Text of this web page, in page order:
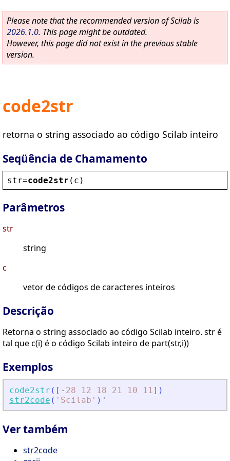
Please note that the recommended version of Scilab is
2026.1.0. This page might be outdated.
However, this page did not exist in the previous stable
version.
code2str
retorna o string associado ao código Scilab inteiro
Seqüência de Chamamento
str=code2str ( c )
Parâmetros
str
string
c
vetor de códigos de caracteres inteiros
Descrição
Retorna o string associado ao código Scilab inteiro. str é
tal que c(i) é o código Scilab inteiro de part(str,i))
Exemplos
code2str ( [ - 28 12 18 21 10 11] )
str2code ( ' Scilab ' ) '
Ver também
str2code